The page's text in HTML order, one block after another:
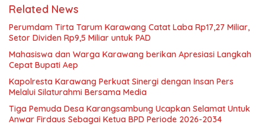
Related News
Perumdam Tirta Tarum Karawang Catat Laba Rp17,27 Miliar,
Setor Dividen Rp9,5 Miliar untuk PAD
Mahasiswa dan Warga Karawang berikan Apresiasi Langkah
Cepat Bupati Aep
Kapolresta Karawang Perkuat Sinergi dengan Insan Pers
Melalui Silaturahmi Bersama Media
Tiga Pemuda Desa Karangsambung Ucapkan Selamat Untuk
Anwar Firdaus Sebagai Ketua BPD Periode 2026-2034